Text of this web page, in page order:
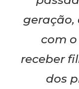
com
receber
dos